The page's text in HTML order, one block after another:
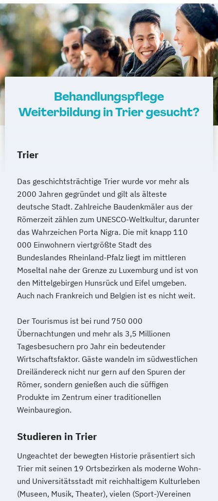
Behandlungspflege
Weiterbildung in Trier gesucht?
Trier
Das geschichtsträchtige Trier wurde vor mehr als
2000 Jahren gegründet und gilt als älteste
deutsche Stadt. Zahlreiche Baudenkmäler aus der
Römerzeit zählen zum UNESCO-Weltkultur, darunter
das Wahrzeichen Porta Nigra. Die mit knapp 110
000 Einwohnern viertgrößte Stadt des
Bundeslandes Rheinland-Pfalz liegt im mittleren
Moseltal nahe der Grenze zu Luxemburg und ist von
den Mittelgebirgen Hunsrück und Eifel umgeben.
Auch nach Frankreich und Belgien ist es nicht weit.
Der Tourismus ist bei rund 750 000
Übernachtungen und mehr als 3,5 Millionen
Tagesbesuchern pro Jahr ein bedeutender
Wirtschaftsfaktor. Gäste wandeln im südwestlichen
Dreiländereck nicht nur gern auf den Spuren der
Römer, sondern genießen auch die süffigen
Produkte im Zentrum einer traditionellen
Weinbauregion.
Studieren in Trier
Ungeachtet der bewegten Historie präsentiert sich
Trier mit seinen 19 Ortsbezirken als moderne Wohn-
und Universitätsstadt mit reichhaltigem Kulturleben
(Museen, Musik, Theater), vielen (Sport-)Vereinen